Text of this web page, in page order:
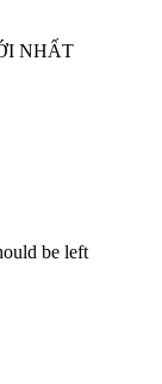
NHẤT
be left